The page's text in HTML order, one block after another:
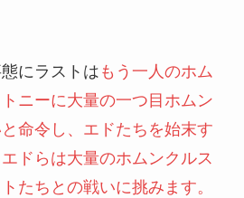
にラストは もう一人のホム
ニーに大量の一つ目ホムン
命令し、エドたちを始末す
ドらは大量のホムンクルス
たちとの戦いに挑みます。